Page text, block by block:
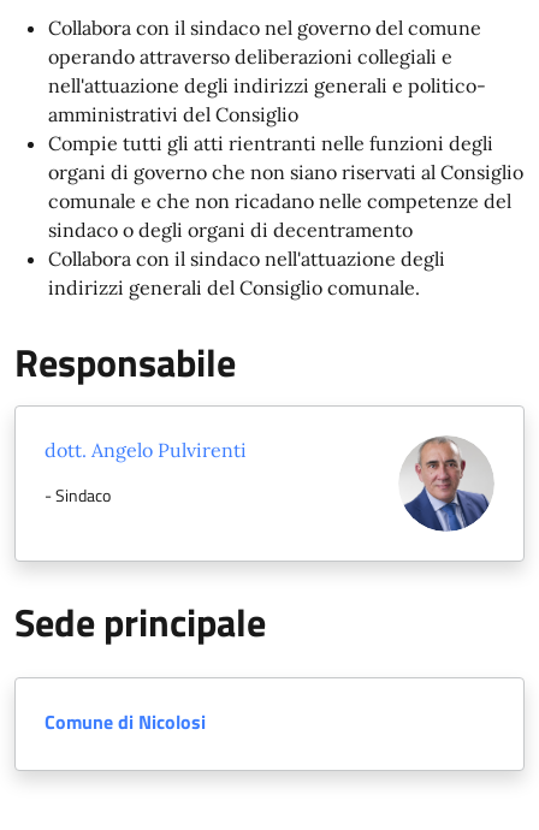
Collabora con il sindaco nel governo del comune
operando attraverso deliberazioni collegiali e
nell'attuazione degli indirizzi generali e politico-
amministrativi del Consiglio
Compie tutti gli atti rientranti nelle funzioni degli
organi di governo che non siano riservati al Consiglio
comunale e che non ricadano nelle competenze del
sindaco o degli organi di decentramento
Collabora con il sindaco nell'attuazione degli
indirizzi generali del Consiglio comunale.
Responsabile
dott. Angelo Pulvirenti
- Sindaco
Sede principale
Comune di Nicolosi